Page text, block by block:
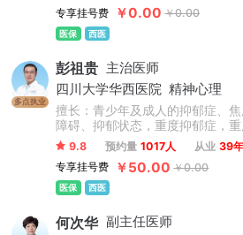
专享挂号费
￥0.00 ￥0.00
医保 西医
多点执业
彭祖贵 主治医师
四川大学华西医院 精神心理
擅长：青少年及成人的抑郁症、
障碍、抑郁状态，重度抑郁症，
青少年抑郁症，抑郁复发，心理
年心理问题，孩子厌学，考试焦
心理疾病的治疗。尤其擅长对精神
期治疗、康复指导预防复发及青少
9.8 预约量 1017人 从业 39年
专享挂号费
￥50.00 ￥0.00
医保 西医
何次华 副主任医师